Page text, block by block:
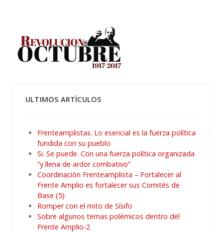
ULTIMOS ARTÍCULOS
Frenteamplistas. Lo esencial es la fuerza política
fundida con su pueblo
Si. Se puede. Con una fuerza política organizada
“y llena de ardor combativo”
Coordinación Frenteamplista – Fortalecer al
Frente Amplio es fortalecer sus Comités de
Base (5)
Romper con el mito de Sísifo
Sobre algunos temas polémicos dentro del
Frente Amplio-2